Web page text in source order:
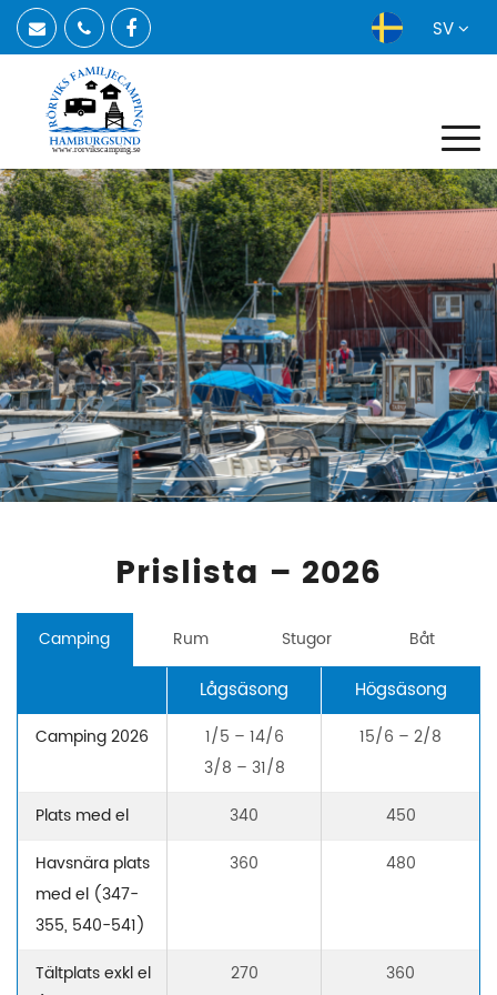
SV
www.rorvikscamping.se
Prislista – 2026
Camping Rum Stugor Båt
Lågsäsong Högsäsong
Camping 2026
1/5 – 14/6
3/8 – 31/8
15/6 – 2/8
Plats med el 340
450
Havsnära plats
med el (347-
355, 540-541)
360 480
Tältplats exkl el
270 360